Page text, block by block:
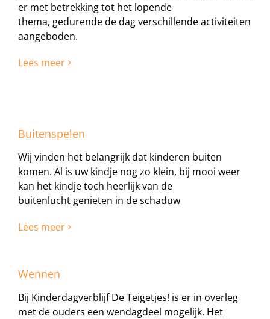
er met betrekking tot het lopende
thema, gedurende de dag verschillende activiteiten
aangeboden.
Lees meer
Buitenspelen
Wij vinden het belangrijk dat kinderen buiten
komen. Al is uw kindje nog zo klein, bij mooi weer
kan het kindje toch heerlijk van de
buitenlucht genieten in de schaduw
Lees meer
Wennen
Bij Kinderdagverblijf De Teigetjes! is er in overleg
met de ouders een wendagdeel mogelijk. Het